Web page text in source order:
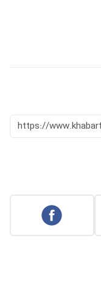
https://